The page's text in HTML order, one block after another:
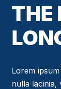
THE
Lorem
nulla lacinia,